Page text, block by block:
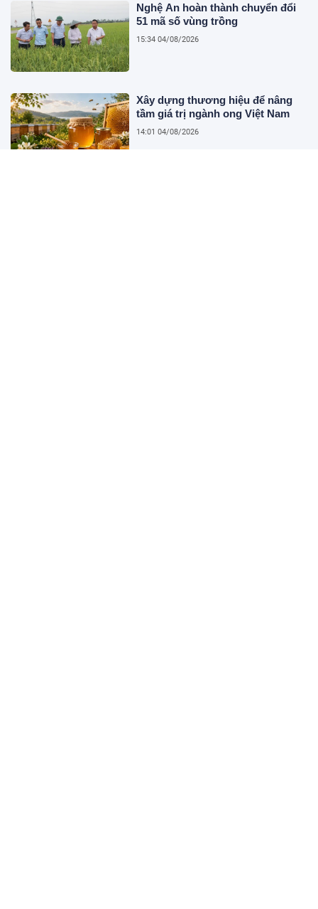
Nghệ An hoàn thành chuyển đổi
51 mã số vùng trồng
15:34 04/08/2026
Xây dựng thương hiệu để nâng
tầm giá trị ngành ong Việt Nam
14:01 04/08/2026